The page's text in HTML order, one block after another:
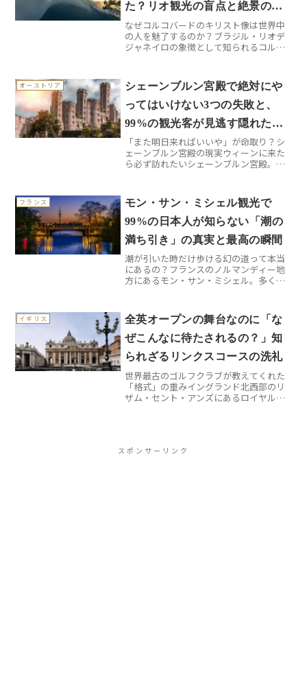
た？リオ観光の盲点と絶景の真
実
なぜコルコバードのキリスト像は世界中
の人を魅了するのか？ブラジル・リオデ
ジャネイロの象徴として知られるコルコ
光地ではありません。実際に足を運んで
みると、その圧倒的な...
オーストリア
シェーンブルン宮殿で絶対にや
ってはいけない3つの失敗と、
99%の観光客が見逃す隠れた絶
景スポット
「また明日来ればいいや」が命取り？シ
ェーンブルン宮殿の現実ウィーンに来た
ら必ず訪れたいシェーンブルン宮殿。で
も初回訪問時は大失敗をしました。一番
多い失敗は「事前予約なし...
フランス
モン・サン・ミシェル観光で
99%の日本人が知らない「潮の
満ち引き」の真実と最高の瞬間
潮が引いた時だけ歩ける幻の道って本当
にあるの？フランスのノルマンディー地
方にあるモン・サン・ミシェル。多くの
で体験すると想像とは全く違う光景に出
会います。私が初めて訪れた...
イギリス
全英オープンの舞台なのに「な
ぜこんなに待たされるの？」知
られざるリンクスコースの洗礼
世界最古のゴルフクラブが教えてくれた
「格式」の重みイングランド北西部のリ
ザム・セント・アンズにあるロイヤル・
スポンサーリンク